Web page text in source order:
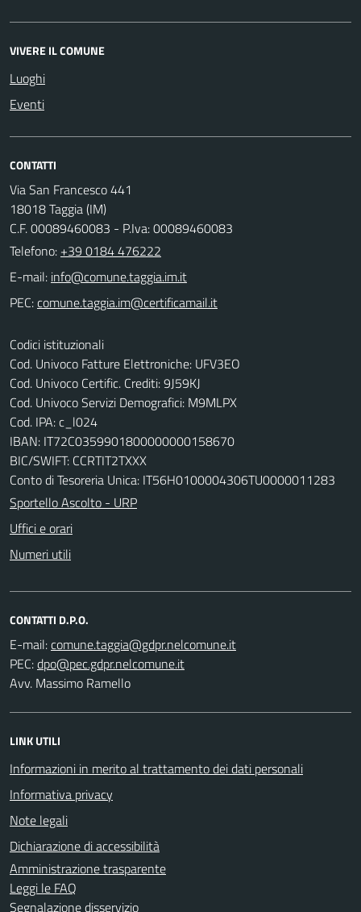
VIVERE IL COMUNE
Luoghi
Eventi
CONTATTI
Via San Francesco 441
18018 Taggia (IM)
C.F. 00089460083 - P.Iva: 00089460083
Telefono: +39 0184 476222
E-mail:
PEC:
Codici istituzionali
Cod. Univoco Fatture Elettroniche: UFV3EO
Cod. Univoco Certific. Crediti: 9J59KJ
Cod. Univoco Servizi Demografici: M9MLPX
Cod. IPA: c_l024
IBAN: IT72C0359901800000000158670
BIC/SWIFT: CCRTIT2TXXX
Conto di Tesoreria Unica: IT56H0100004306TU0000011283
Sportello Ascolto - URP
Uffici e orari
Numeri utili
CONTATTI D.P.O.
E-mail:
PEC:
Avv. Massimo Ramello
LINK UTILI
Informazioni in merito al trattamento dei dati personali
Informativa privacy
Note legali
Dichiarazione di accessibilità
Amministrazione trasparente
Leggi le FAQ
Segnalazione disservizio